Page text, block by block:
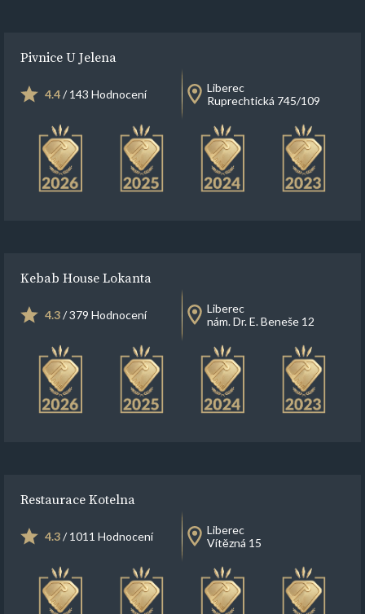
Pivnice U Jelena
4.4/ 143 Hodnocení
Liberec
Ruprechtická 745/109
Kebab House Lokanta
4.3/ 379 Hodnocení
Liberec
nám. Dr. E. Beneše 12
Restaurace Kotelna
4.3/ 1011 Hodnocení
Liberec
Vítězná 15